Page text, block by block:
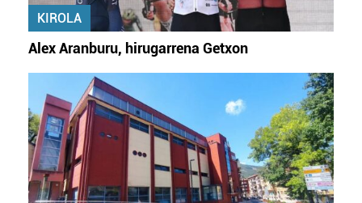
KIROLA
Alex Aranburu, hirugarrena Getxon